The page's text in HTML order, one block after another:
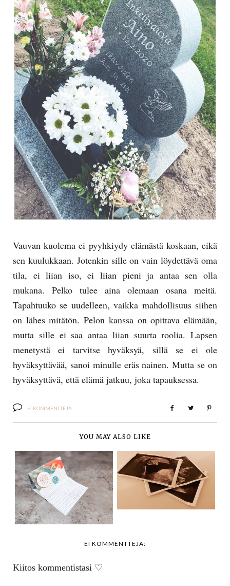
Vauvan kuolema ei pyyhkiydy elämästä koskaan, eikä
sen kuulukkaan. Jotenkin sille on vain löydettävä oma
tila, ei liian iso, ei liian pieni ja antaa sen olla
mukana. Pelko tulee aina olemaan osana meitä.
Tapahtuuko se uudelleen, vaikka mahdollisuus siihen
on lähes mitätön. Pelon kanssa on opittava elämään,
mutta sille ei saa antaa liian suurta roolia. Lapsen
menetystä ei tarvitse hyväksyä, sillä se ei ole
hyväksyttävää, sanoi minulle eräs nainen. Mutta se on
hyväksyttävä, että elämä jatkuu, joka tapauksessa.
EI KOMMENTTEJA
YOU MAY ALSO LIKE
KONTROLLIKÄYNTI
JA PERÄTILA
EN SUOSTU
SYNNYTTÄMÄÄN
ILMAN MIESTÄ...
EI KOMMENTTEJA:
Kiitos kommentistasi ♡